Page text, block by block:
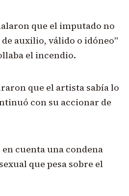
que el imputado no
auxilio, válido o idóneo"
el incendio.
que el artista sabía lo
con su accionar de
cuenta una condena
que pesa sobre el